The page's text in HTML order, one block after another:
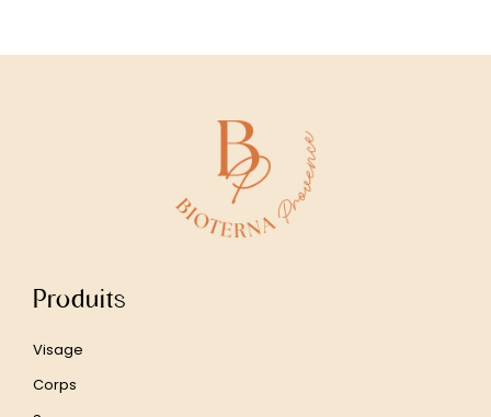
Produits
Visage
Corps